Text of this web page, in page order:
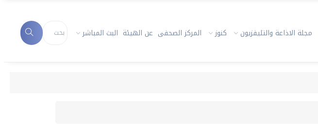
مجلة الاذاعة والتليفزيون كنوز المركز الصحفى عن الهيئة البث المباشر